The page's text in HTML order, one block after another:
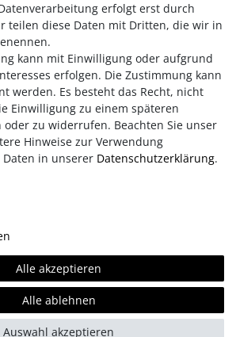
Bestelleingang für Sie gefertigt.
ca. 4-6 Wochen.
AGB Daten­schutz­erklärung
Kontakt Team
erfolgt erst durch
teilen diese Daten mit Dritten, die wir in
kann mit Einwilligung oder aufgrund
erfolgen. Die Zustimmung kann
werden. Es besteht das Recht, nicht
Einwilligung zu einem späteren
zu widerrufen. Beachten Sie unser
Hinweise zur Verwendung
in unserer Daten­schutz­erklärung.
Alle akzeptieren
Alle ablehnen
Auswahl akzeptieren